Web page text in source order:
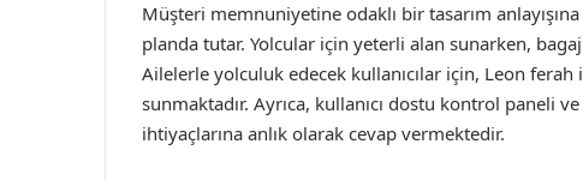
Müşteri memnuniyetine odaklı bir tasarım
planda tutar. Yolcular için yeterli alan sunarken,
Ailelerle yolculuk edecek kullanıcılar için, Leon
sunmaktadır. Ayrıca, kullanıcı dostu kontrol paneli
ihtiyaçlarına anlık olarak cevap vermektedir.